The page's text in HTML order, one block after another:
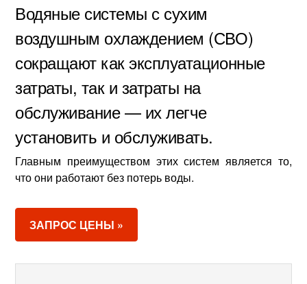
Водяные системы с сухим
воздушным охлаждением (СВО)
сокращают как эксплуатационные
затраты, так и затраты на
обслуживание — их легче
установить и обслуживать.
Главным преимуществом этих систем является то,
что они работают без потерь воды.
ЗАПРОС ЦЕНЫ »